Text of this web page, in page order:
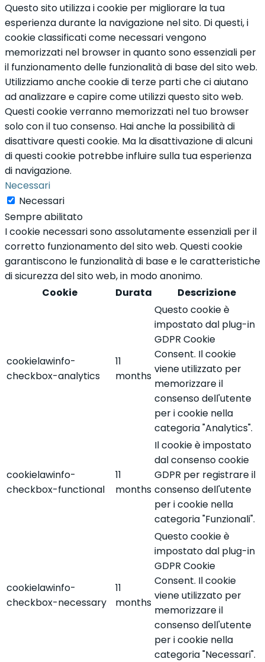
Questo sito utilizza i cookie per migliorare la tua
esperienza durante la navigazione nel sito. Di questi, i
cookie classificati come necessari vengono
memorizzati nel browser in quanto sono essenziali per
il funzionamento delle funzionalità di base del sito web.
Utilizziamo anche cookie di terze parti che ci aiutano
ad analizzare e capire come utilizzi questo sito web.
Questi cookie verranno memorizzati nel tuo browser
solo con il tuo consenso. Hai anche la possibilità di
disattivare questi cookie. Ma la disattivazione di alcuni
di questi cookie potrebbe influire sulla tua esperienza
di navigazione.
Necessari
Necessari
Sempre abilitato
I cookie necessari sono assolutamente essenziali per il
corretto funzionamento del sito web. Questi cookie
garantiscono le funzionalità di base e le caratteristiche
di sicurezza del sito web, in modo anonimo.
Cookie
Durata Descrizione
cookielawinfo-
checkbox-analytics
11
months
Questo cookie è
impostato dal plug-in
GDPR Cookie
Consent. Il cookie
viene utilizzato per
memorizzare il
consenso dell'utente
per i cookie nella
categoria "Analytics".
cookielawinfo-
checkbox-functional
11
months
Il cookie è impostato
dal consenso cookie
GDPR per registrare il
consenso dell'utente
per i cookie nella
categoria "Funzionali".
cookielawinfo-
checkbox-necessary
11
months
Questo cookie è
impostato dal plug-in
GDPR Cookie
Consent. Il cookie
viene utilizzato per
memorizzare il
consenso dell'utente
per i cookie nella
categoria "Necessari".